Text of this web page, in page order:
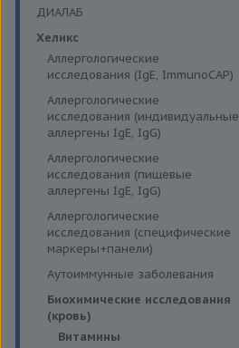
ДИАЛАБ
Биохимия крови
Хеликс
Аллергологические
исследования (IgE, ImmunoCAP)
Аллергены животных
Аллергены пыльцы
Бытовые аллергены
Пищевые аллегрены
Аллергологические
исследования (индивидуальные
аллергены IgE, IgG)
Аллергены гельминтов IgE
Аллергены деревьев IgE, IgG
Аллергены металлов IgE
Аллергены сорных трав IgE
Аллергены трав IgE
Бытовые аллергены IgE, IgG
Инсектные аллергены IgE
Аллергологические
исследования (пищевые
аллергены IgE, IgG)
Пищевые аллегрены IgE
Пищевые аллегрены IgG
Аллергологические
исследования (специфические
маркеры+панели)
Неспецифические маркеры
аллергических реакций
Определение специфических
иммуноглобулинов класса G
Аутоиммунные заболевания
Биохимические исследования
(кровь)
Витамины